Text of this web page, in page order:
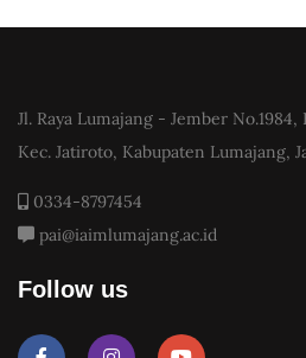
Jl. Raya Lumajang - Jember
Kec. Jatiroto, Kabupaten Lumajang,
0334-8797454
pai@iaimlumajang.ac.id
Follow us